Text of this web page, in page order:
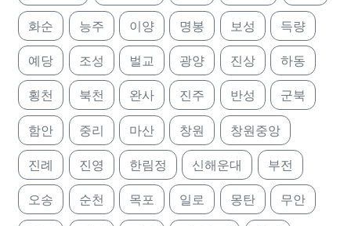
화순 능주 이양 명봉 보성 득량
예당 조성 벌교 광양 진상 하동
횡천 북천 완사 진주 반성 군북
함안 중리 마산 창원 창원중앙
진례 진영 한림정 신해운대 부전
오송 순천 목포 일로 몽탄 무안